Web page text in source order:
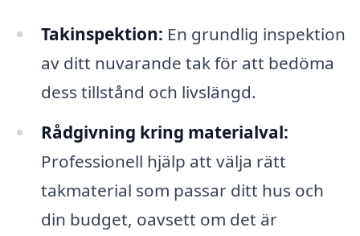
Takinspektion: En grundlig inspektion
av ditt nuvarande tak för att bedöma
dess tillstånd och livslängd.
Rådgivning kring materialval:
Professionell hjälp att välja rätt
takmaterial som passar ditt hus och
din budget, oavsett om det är